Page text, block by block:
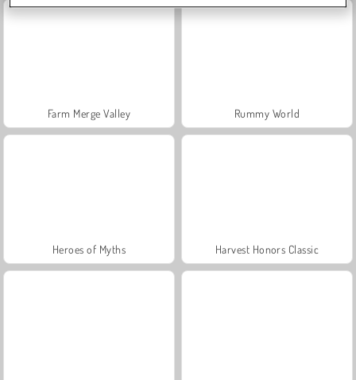
Farm Merge Valley Rummy World
Heroes of Myths Harvest Honors Classic